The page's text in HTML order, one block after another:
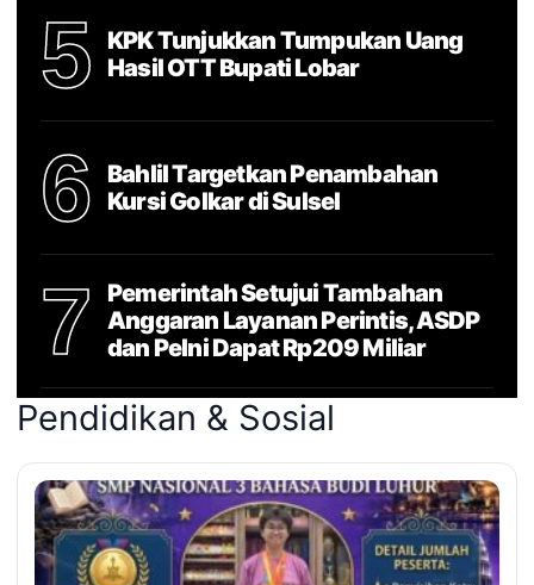
5
KPK Tunjukkan Tumpukan Uang
Hasil OTT Bupati Lobar
6
Bahlil Targetkan Penambahan
Kursi Golkar di Sulsel
7
Pemerintah Setujui Tambahan
Anggaran Layanan Perintis, ASDP
dan Pelni Dapat Rp209 Miliar
Pendidikan & Sosial